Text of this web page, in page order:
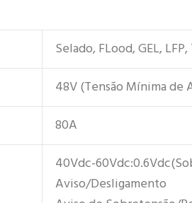
Selado, FLood, GEL,
48V (Tensão Mínima de
80A
40Vdc-
Aviso/Desligamento